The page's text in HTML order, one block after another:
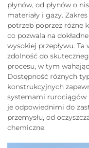
płynów, od płynów o
materiały i gazy.
potrzeb poprzez różne
co pozwala na
wysokiej przepływu.
zdolność do
procesu, w tym
Dostępność różnych
konstrukcyjnych
systemami rurociągów
je odpowiednimi do
przemysłu, od
chemiczne.